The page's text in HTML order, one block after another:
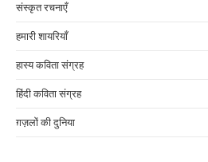
संस्कृत रचनाएँ
हमारी शायरियाँ
हास्य कविता संग्रह
हिंदी कविता संग्रह
ग़ज़लों की दुनिया